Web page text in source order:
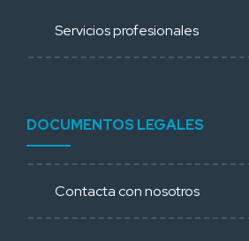
DOCUMENTOS LEGALES
Contacta con nosotros
Servicios profesionales